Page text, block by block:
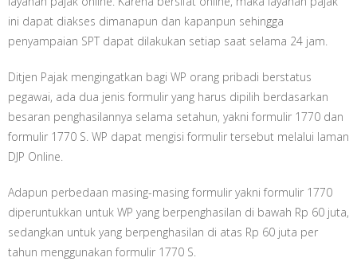
ini dapat diakses dimanapun dan kapanpun sehingga
penyampaian SPT dapat dilakukan setiap saat selama 24 jam.
Ditjen Pajak mengingatkan bagi WP orang pribadi berstatus
pegawai, ada dua jenis formulir yang harus dipilih berdasarkan
besaran penghasilannya selama setahun, yakni formulir 1770 dan
formulir 1770 S. WP dapat mengisi formulir tersebut melalui laman
DJP Online.
Adapun perbedaan masing-masing formulir yakni formulir 1770
diperuntukkan untuk WP yang berpenghasilan di bawah Rp 60 juta,
sedangkan untuk yang berpenghasilan di atas Rp 60 juta per
tahun menggunakan formulir 1770 S.